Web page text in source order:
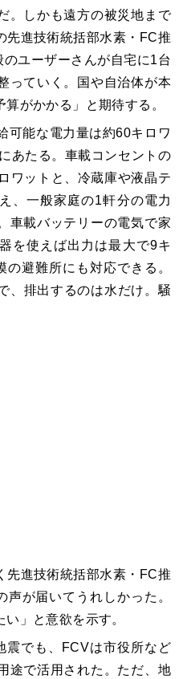
。しかも遠方の被災地まで
先進技術統括部水素・FC推
ユーザーさんが自宅に1台
っていく。国や自治体が本
がかかる」と期待する。
可能な電力量は約60キロワ
あたる。車載コンセントの
ワットと、冷蔵庫や液晶テ
、一般家庭の1軒分の電力
車載バッテリーの電気で家
を使えば出力は最大で9キ
避難所にも対応できる。
、排出するのは水だけ。騒
先進技術統括部水素・FC推
が届いてうれしかった。
」と意欲を示す。
震でも、FCVは市役所など
途で活用された。ただ、地